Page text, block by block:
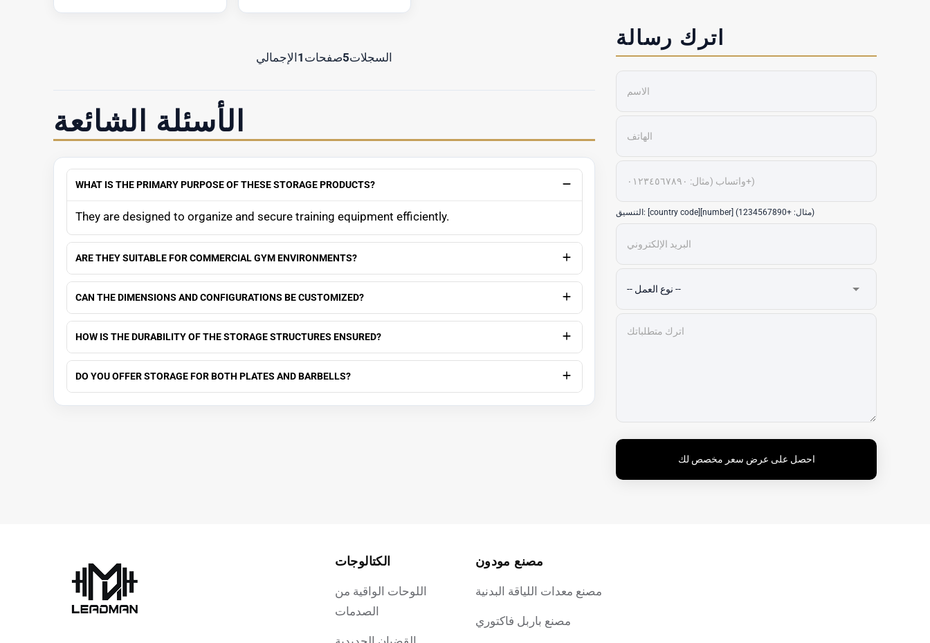
الإجمالي 1 صفحات5السجلات
الأسئلة الشائعة
WHAT IS THE PRIMARY PURPOSE OF THESE STORAGE PRODUCTS?
They are designed to organize and secure training equipment efficiently.
ARE THEY SUITABLE FOR COMMERCIAL GYM ENVIRONMENTS?
CAN THE DIMENSIONS AND CONFIGURATIONS BE CUSTOMIZED?
HOW IS THE DURABILITY OF THE STORAGE STRUCTURES ENSURED?
DO YOU OFFER STORAGE FOR BOTH PLATES AND BARBELLS?
اترك رسالة
التنسيق: [country code][number] (مثال: +1234567890)
احصل على عرض سعر مخصص لك
الكتالوجات
اللوحات الواقية من
الصدمات
مصنع مودون
مصنع معدات اللياقة البدنية
مصنع باربل فاكتوري